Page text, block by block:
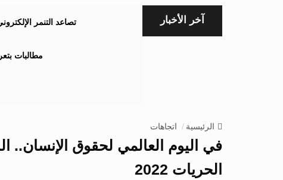
آخر الأخبار تصاعد التنمر
مطالبات
الرئيسية اتجاهات
في اليوم العالمي لحقوق الإنسان..
الحريات 2022